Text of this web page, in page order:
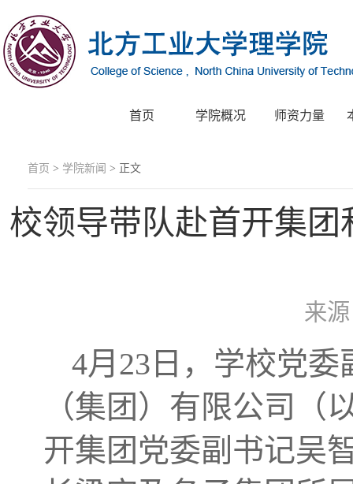
首页 学院概况 师资力量
首页 > 学院新闻 > 正文
校领导带队赴首开集
来
4月23日，学校党
（集团）有限公司（
开集团党委副书记吴